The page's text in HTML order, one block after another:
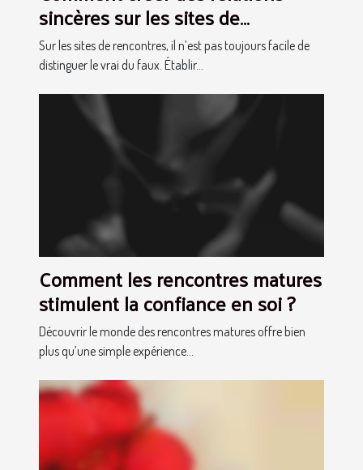
sincères sur les sites de
rencontres ?
Sur les sites de rencontres, il n’est pas toujours facile de
distinguer le vrai du faux. Établir...
Comment les rencontres matures
stimulent la confiance en soi ?
Découvrir le monde des rencontres matures offre bien
plus qu’une simple expérience...